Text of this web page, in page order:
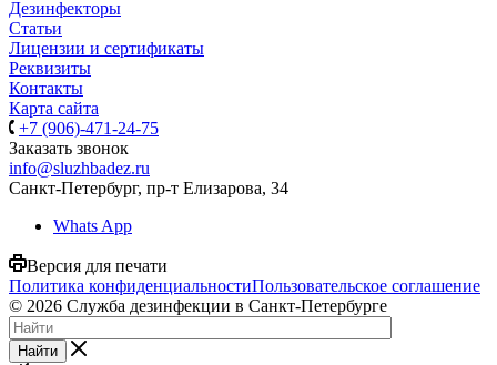
Дезинфекторы
Статьи
Лицензии и сертификаты
Реквизиты
Контакты
Карта сайта
+7 (906)-471-24-75
Заказать звонок
info@sluzhbadez.ru
Санкт-Петербург, пр-т Елизарова, 34
Whats App
Версия для печати
Политика конфиденциальностиПользовательское соглашение
© 2026 Служба дезинфекции в Санкт-Петербурге
Найти